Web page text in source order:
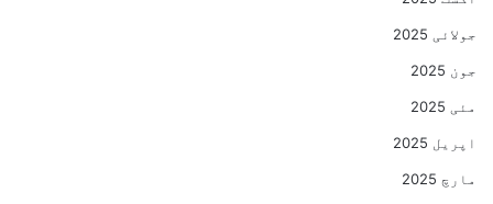
جولائی 2025
جون 2025
مئی 2025
اپریل 2025
مارچ 2025